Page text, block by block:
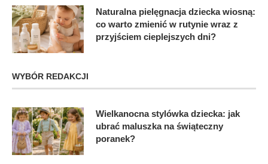
Naturalna pielęgnacja dziecka wiosną:
co warto zmienić w rutynie wraz z
przyjściem cieplejszych dni?
WYBÓR REDAKCJI
Wielkanocna stylówka dziecka: jak
ubrać maluszka na świąteczny
poranek?